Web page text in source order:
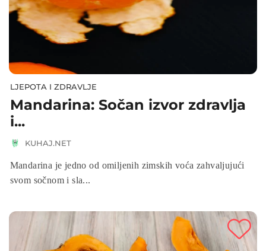
LJEPOTA I ZDRAVLJE
Mandarina: Sočan izvor zdravlja
i...
KUHAJ.NET
Mandarina je jedno od omiljenih zimskih voća zahvaljujući
svom sočnom i sla...